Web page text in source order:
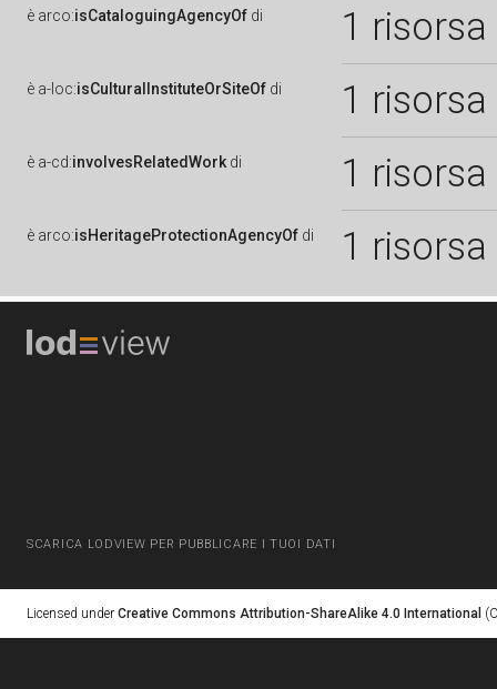
è arco:isCataloguingAgencyOf di 1 risorsa
è a-loc:isCulturalInstituteOrSiteOf di 1 risorsa
è a-cd:involvesRelatedWork di 1 risorsa
è arco:isHeritageProtectionAgencyOf di 1 risorsa
SCARICA LODVIEW PER PUBBLICARE I TUOI DATI
Licensed under Creative Commons Attribution-ShareAlike 4.0 International